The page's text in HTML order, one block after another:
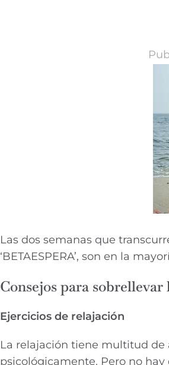
Las dos semanas que
‘BETAESPERA’, son en la
Consejos para sobrellevar
Ejercicios de relajación
La relajación tiene multitud de
psicológicamente. Pero no